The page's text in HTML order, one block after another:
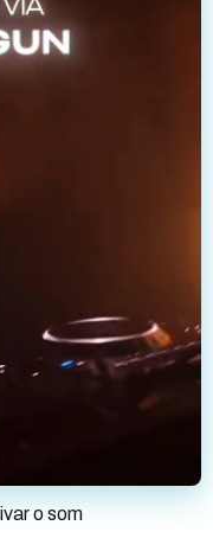
o som